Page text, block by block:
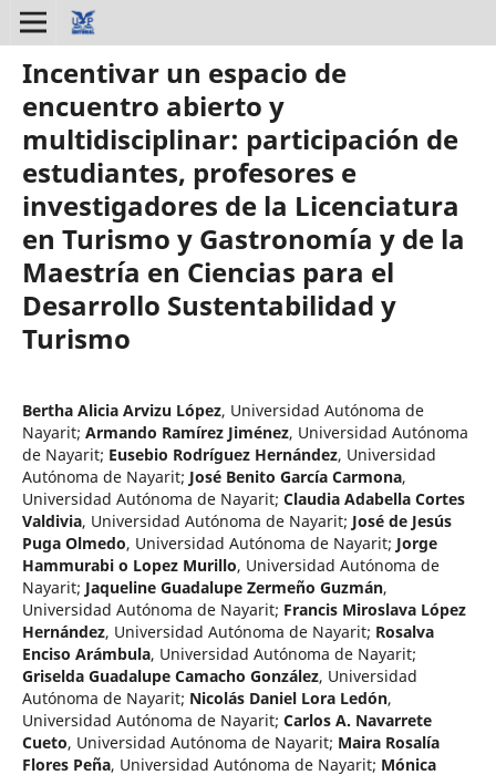
Incentivar un espacio de
encuentro abierto y
multidisciplinar: participación de
estudiantes, profesores e
investigadores de la Licenciatura
en Turismo y Gastronomía y de la
Maestría en Ciencias para el
Desarrollo Sustentabilidad y
Turismo
Bertha Alicia Arvizu López, Universidad Autónoma de
Nayarit; Armando Ramírez Jiménez, Universidad Autónoma
de Nayarit; Eusebio Rodríguez Hernández, Universidad
Autónoma de Nayarit; José Benito García Carmona,
Universidad Autónoma de Nayarit; Claudia Adabella Cortes
Valdivia, Universidad Autónoma de Nayarit; José de Jesús
Puga Olmedo, Universidad Autónoma de Nayarit; Jorge
Hammurabi o Lopez Murillo, Universidad Autónoma de
Nayarit; Jaqueline Guadalupe Zermeño Guzmán,
Universidad Autónoma de Nayarit; Francis Miroslava López
Hernández, Universidad Autónoma de Nayarit; Rosalva
Enciso Arámbula, Universidad Autónoma de Nayarit;
Griselda Guadalupe Camacho González, Universidad
Autónoma de Nayarit; Nicolás Daniel Lora Ledón,
Universidad Autónoma de Nayarit; Carlos A. Navarrete
Cueto, Universidad Autónoma de Nayarit; Maira Rosalía
Flores Peña, Universidad Autónoma de Nayarit; Mónica